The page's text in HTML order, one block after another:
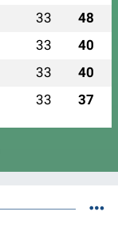
33 48
33 40
33 40
33 37